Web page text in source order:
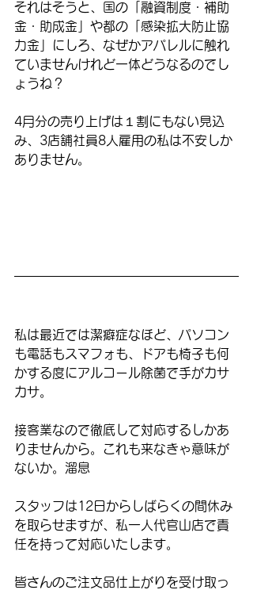
それはそうと、国の「融資制度・補助
金・助成金」や都の「感染拡大防止協
力金」にしろ、なぜかアパレルに触れ
ていませんけれど一体どうなるのでし
ょうね？
4月分の売り上げは１割にもない見込
み、3店舗社員8人雇用の私は不安しか
ありません。
私は最近では潔癖症なほど、パソコン
も電話もスマフォも、ドアも椅子も何
かする度にアルコール除菌で手がカサ
カサ。
接客業なので徹底して対応するしかあ
りませんから。これも来なきゃ意味が
ないか。溜息
スタッフは12日からしばらくの間休み
を取らせますが、私一人代官山店で責
任を持って対応いたします。
皆さんのご注文品仕上がりを受け取っ